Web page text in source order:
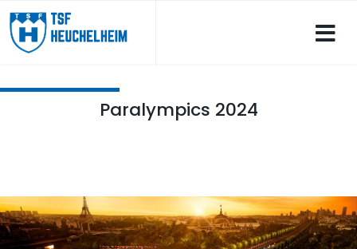
Paralympics 2024